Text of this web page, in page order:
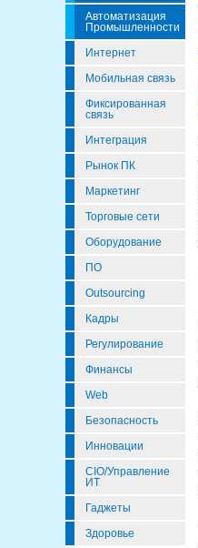
Автоматизация
Промышленности
Интернет
Мобильная связь
Фиксированная
связь
Интеграция
Рынок ПК
Маркетинг
Торговые сети
Оборудование
ПО
Outsourcing
Кадры
Регулирование
Финансы
Web
Безопасность
Инновации
CIO/Управление
ИТ
Гаджеты
Здоровье